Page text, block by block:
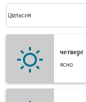
Цельсия
keyboard_arrow_down
четверг
ясно